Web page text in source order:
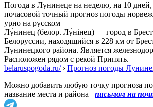
Погода в Лунинеце на неделю, на 10
почасовой точный прогноз погоды
урно на русском
Лу́нинец (белор. Лу́нінец) — город в
Белоруссии, находящийся в 228 км от
Лунинецкого района. Является
Расположен рядом с рекой Припять.
belaruspogoda.ru/› Прогноз погоды
Можно добавить любую точку прогноза
название места и района
письмом на